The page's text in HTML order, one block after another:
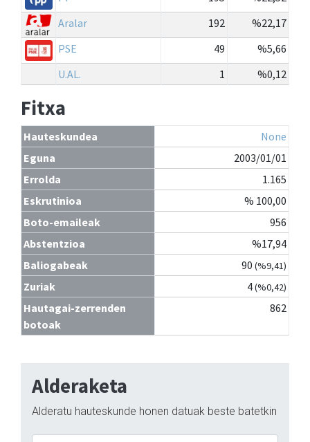
Aralar
192
%22,17
PSE
49
%5,66
U.AL.
1 %0,12
Fitxa
Hauteskundea
None
Eguna
2003/01/01
Errolda
1.165
Eskrutinioa
% 100,00
Boto-emaileak
956
Abstentzioa
%17,94
Baliogabeak
90 (%9,41)
Zuriak 4(%0,42)
Hautagai-zerrenden
botoak
862
Alderaketa
Alderatu hauteskunde honen datuak beste batetkin